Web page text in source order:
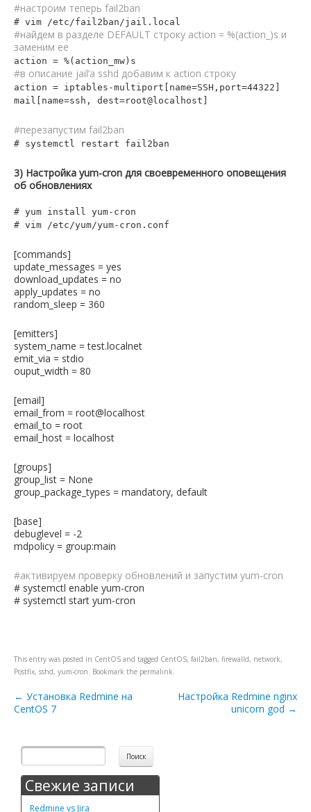
#настроим теперь fail2ban
# vim /etc/fail2ban/jail.local
#найдем в разделе DEFAULT строку action = %(action_)s и
заменим ее
action = %(action_mw)s
#в описание jail’a sshd добавим к action строку
action = iptables-multiport[name=SSH,port=44322]
mail[name=ssh, dest=root@localhost]
#перезапустим fail2ban
# systemctl restart fail2ban
3) Настройка yum-cron для своевременного оповещения
об обновлениях
# yum install yum-cron
# vim /etc/yum/yum-cron.conf
[commands]
update_messages = yes
download_updates = no
apply_updates = no
random_sleep = 360
[emitters]
system_name = test.localnet
emit_via = stdio
ouput_width = 80
[email]
email_from = root@localhost
email_to = root
email_host = localhost
[groups]
group_list = None
group_package_types = mandatory, default
[base]
debuglevel = -2
mdpolicy = group:main
#активируем проверку обновлений и запустим yum-cron
# systemctl enable yum-cron
# systemctl start yum-cron
This entry was posted in CentOS and tagged CentOS, fail2ban, firewalld, network,
Postfix, sshd, yum-cron. Bookmark the permalink.
Post navigation
← Установка Redmine на
CentOS 7
Настройка Redmine nginx
unicorn god →
Свежие записи
Redmine vs Jira